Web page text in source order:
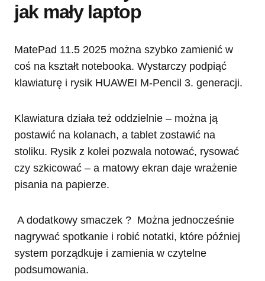
jak mały laptop
MatePad 11.5 2025 można szybko zamienić w
coś na kształt notebooka. Wystarczy podpiąć
klawiaturę i rysik HUAWEI M-Pencil 3. generacji.
Klawiatura działa też oddzielnie – można ją
postawić na kolanach, a tablet zostawić na
stoliku. Rysik z kolei pozwala notować, rysować
czy szkicować – a matowy ekran daje wrażenie
pisania na papierze.
A dodatkowy smaczek ? Można jednocześnie
nagrywać spotkanie i robić notatki, które później
system porządkuje i zamienia w czytelne
podsumowania.